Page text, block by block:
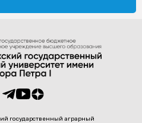
государственный аграрный